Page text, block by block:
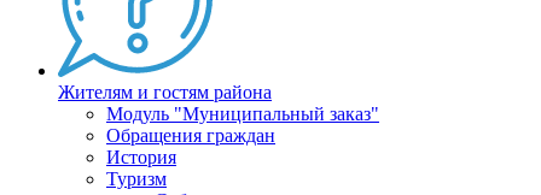
Жителям и гостям района
Модуль "Муниципальный заказ"
Обращения граждан
История
Туризм